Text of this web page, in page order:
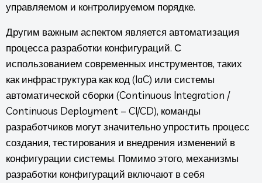
управляемом и контролируемом порядке.
Другим важным аспектом является автоматизация
процесса разработки конфигураций. С
использованием современных инструментов, таких
как инфраструктура как код (IaC) или системы
автоматической сборки (Continuous Integration /
Continuous Deployment – CI/CD), команды
разработчиков могут значительно упростить процесс
создания, тестирования и внедрения изменений в
конфигурации системы. Помимо этого, механизмы
разработки конфигураций включают в себя